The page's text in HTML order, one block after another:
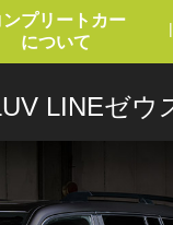
ンプリートカー
について
|
LINEゼ